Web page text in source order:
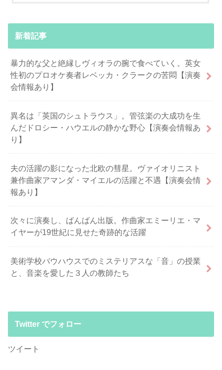
新着記事
暴力的な父と絶縁しヴィオラの腕で食べていく。英女
性初のプロオケ奏者レベッカ・クラークの苦悶【演奏
会情報あり】
異名は「英国のシュトラウス」。管弦楽の大成功を生
んだドロシー・ハウエルの静かな野心【演奏会情報あ
り】
夫の活躍の影になった北欧の彗星。ヴァイオリニスト
兼作曲家アマンダ・マイエルの活躍と不遇【演奏会情
報あり】
次々に演奏し、ばんばん出版。作曲家エミーリエ・マ
イヤーが19世紀に見せた奇跡的な活躍
美術学校バウハウスでのミステリアスな「音」の授業
と、音楽を愛した３人の教師たち
Twitter でフォロー
ツイート